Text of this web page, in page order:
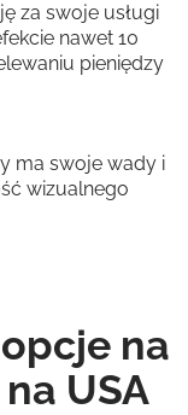
za swoje usługi
nawet 10
pieniędzy
ma swoje wady i
wizualnego
na
USA